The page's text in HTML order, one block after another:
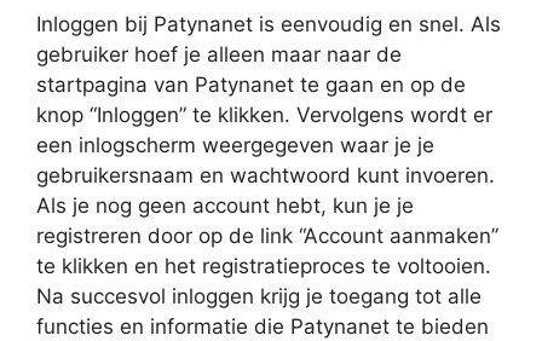
Inloggen bij Patynanet is eenvoudig en snel. Als
gebruiker hoef je alleen maar naar de
startpagina van Patynanet te gaan en op de
knop “Inloggen” te klikken. Vervolgens wordt er
een inlogscherm weergegeven waar je je
gebruikersnaam en wachtwoord kunt invoeren.
Als je nog geen account hebt, kun je je
registreren door op de link “Account aanmaken”
te klikken en het registratieproces te voltooien.
Na succesvol inloggen krijg je toegang tot alle
functies en informatie die Patynanet te bieden